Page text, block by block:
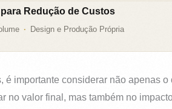
Redução de Custos
Design e Produção Própria
é importante considerar não apenas
no valor final, mas também no